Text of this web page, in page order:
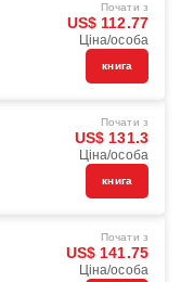
Почати з
US$ 112.77
Ціна/особа
книга
Почати з
US$ 131.3
Ціна/особа
книга
Почати з
US$ 141.75
Ціна/особа